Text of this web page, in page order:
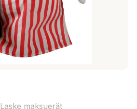
Laske maksuerät